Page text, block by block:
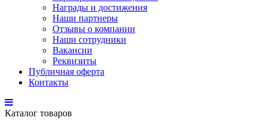
Награды и достижения
Наши партнеры
Отзывы о компании
Наши сотрудники
Вакансии
Реквизиты
Публичная оферта
Контакты
Каталог товаров